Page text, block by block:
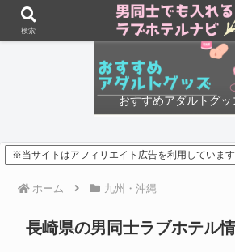
おすすめアダルトグッ
※当サイトはアフィリエイト広告を利用しています
ホーム 九州・沖縄
長崎県の男同士ラブホテル
検索